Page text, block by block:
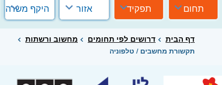
תחום תפקיד אזור היקף משרה
דף הבית דרושים לפי תחומים מחשוב ורשתות
תקשורת מחשבים / טלפוניה